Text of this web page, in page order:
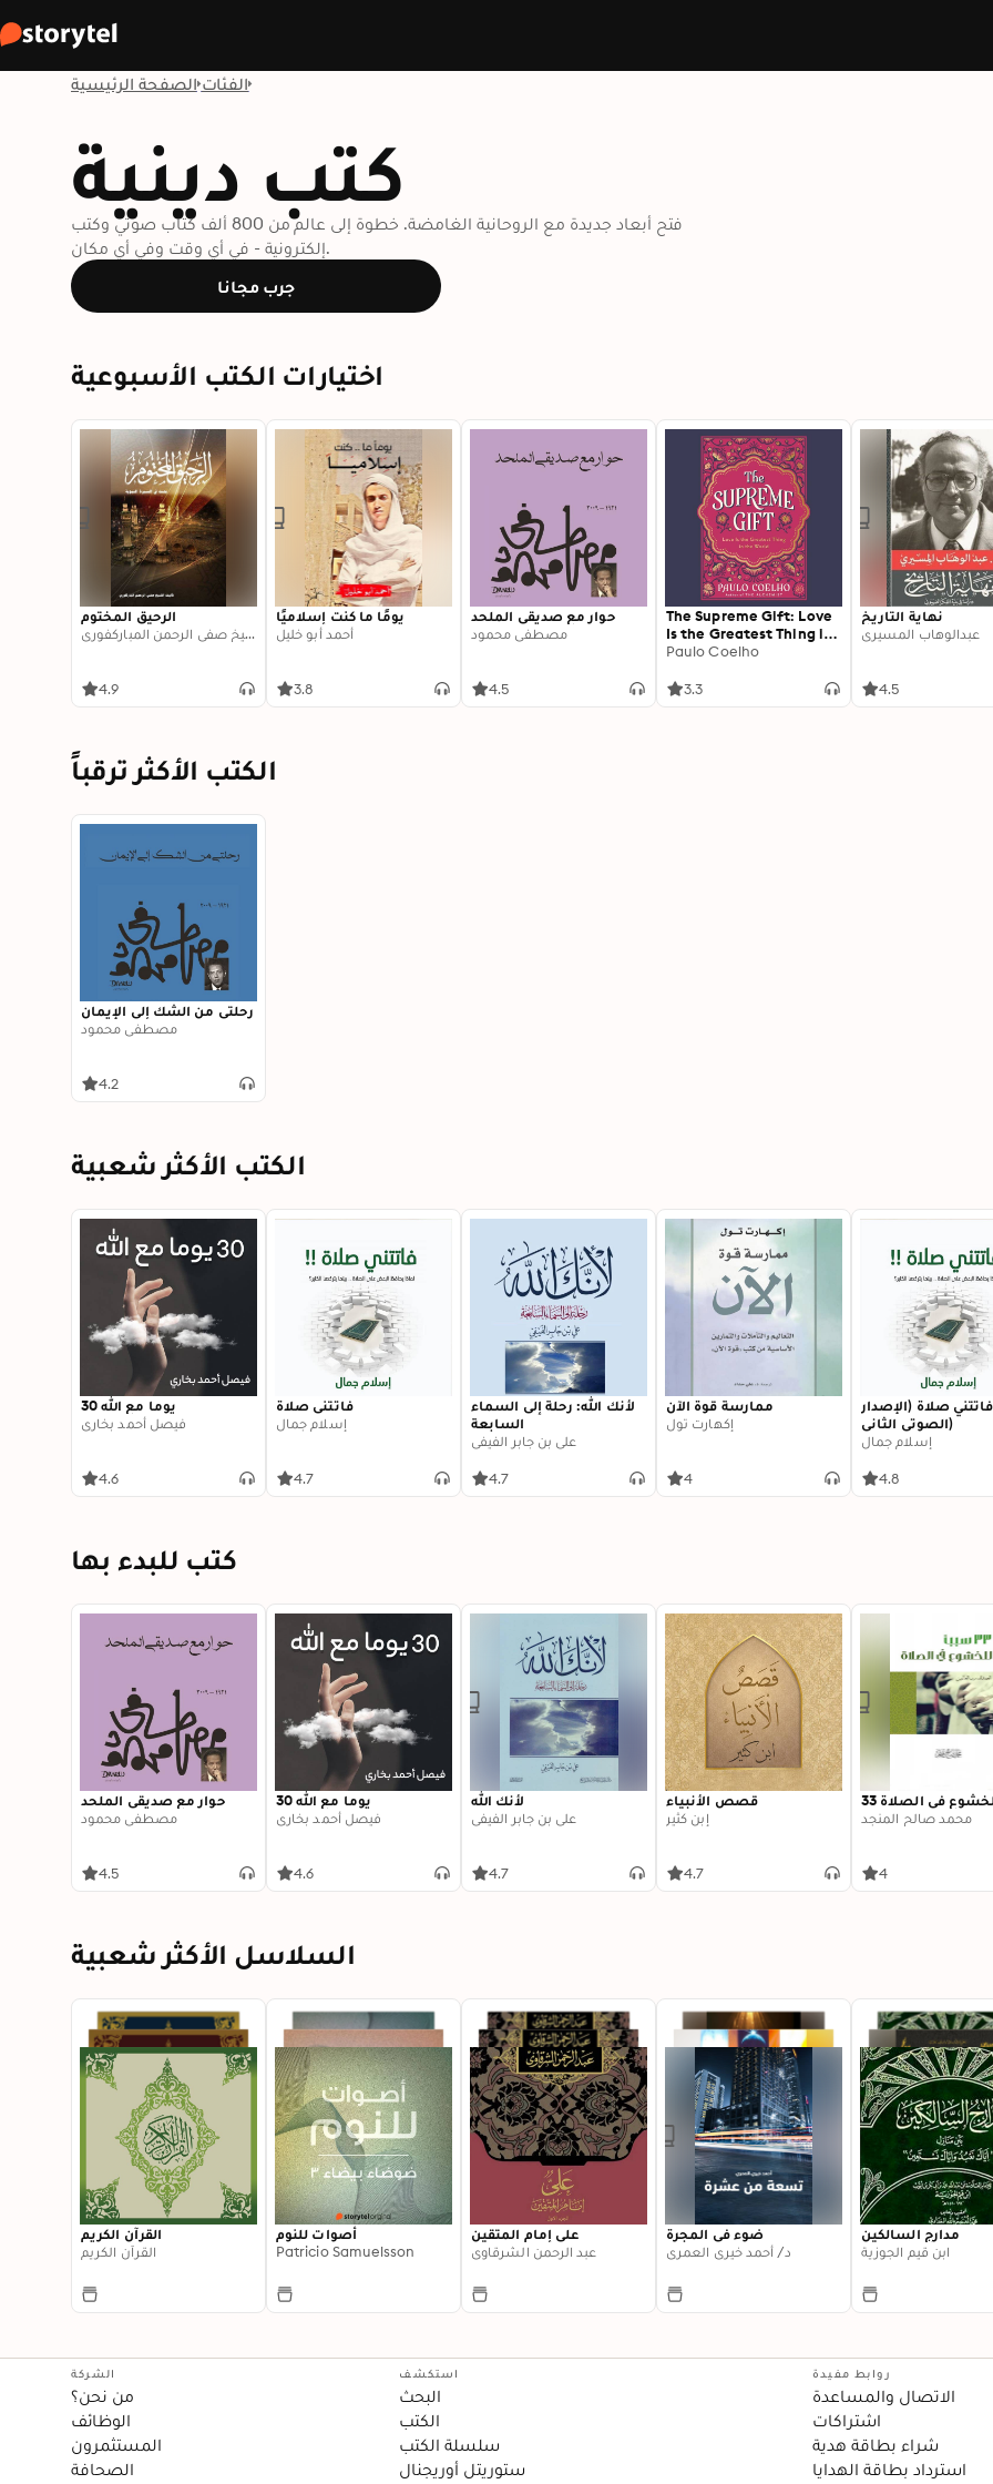
الصفحة الرئيسية الفئات
كتب دينية
فتح أبعاد جديدة مع الروحانية الغامضة. خطوة إلى عالم من 800 ألف كتاب صوتي وكتب
إلكترونية - في أي وقت وفي أي مكان.
جرب مجانا
اختيارات الكتب الأسبوعية
الرحيق المختوم
الشيخ صفي الرحمن المباركفوري
4.9
يومًا ما كنت إسلاميًا
أحمد أبو خليل
3.8
حوار مع صديقي الملحد
مصطفى محمود
4.5
The Supreme Gift: Love
Is the Greatest Thing in
the World
Paulo Coelho
3.3
نهاية التاريخ
عبدالوهاب المسيري
4.5
الكتب الأكثر ترقباً
رحلتي من الشك إلى الإيمان
مصطفى محمود
4.2
الكتب الأكثر شعبية
30 يوما مع الله
فيصل أحمد بخاري
4.6
فاتتني صلاة
إسلام جمال
4.7
لأنك الله: رحلة إلى السماء
السابعة
علي بن جابر الفيفي
4.7
ممارسة قوة الآن
إكهارت تول
4
فاتتني صلاة (الإصدار
الصوتي الثاني)
إسلام جمال
4.8
كتب للبدء بها
حوار مع صديقي الملحد
مصطفى محمود
4.5
30 يوما مع الله
فيصل أحمد بخاري
4.6
لأنك الله
علي بن جابر الفيفي
4.7
قصص الأنبياء
إبن كثير
4.7
للخشوع في الصلاة
محمد صالح المنجد
4
السلاسل الأكثر شعبية
القرآن الكريم
القرآن الكريم
أصوات للنوم
Patricio Samuelsson
علي إمام المتقين
عبد الرحمن الشرقاوي
ضوء في المجرة
د/ أحمد خيري العمري
مدارج السالكين
ابن قيم الجوزية
الشركة
من نحن؟
الوظائف
المستثمرون
الصحافة
استكشف
البحث
الكتب
سلسلة الكتب
ستوريتل أوريجنال
روابط مفيدة
الاتصال والمساعدة
اشتراكات
شراء بطاقة هدية
استرداد بطاقة الهدايا